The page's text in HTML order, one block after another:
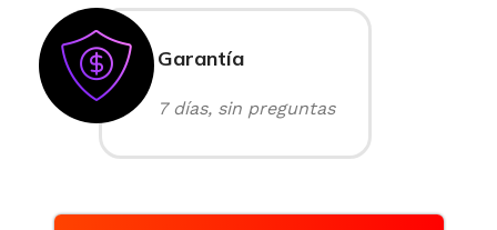
Garantía
7 días, sin preguntas